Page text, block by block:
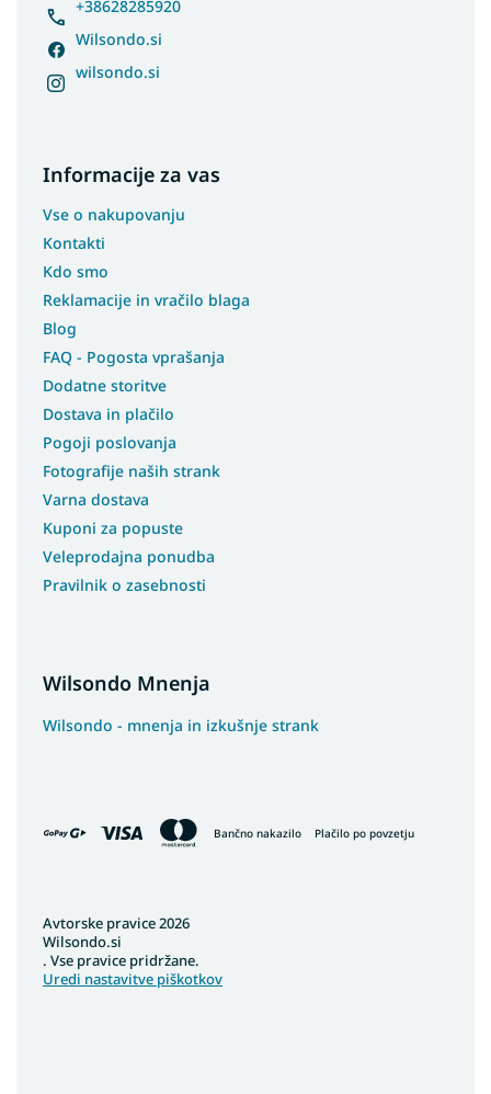
+38628285920
Wilsondo.si
wilsondo.si
Informacije za vas
Vse o nakupovanju
Kontakti
Kdo smo
Reklamacije in vračilo blaga
Blog
FAQ - Pogosta vprašanja
Dodatne storitve
Dostava in plačilo
Pogoji poslovanja
Fotografije naših strank
Varna dostava
Kuponi za popuste
Veleprodajna ponudba
Pravilnik o zasebnosti
Wilsondo Mnenja
Wilsondo - mnenja in izkušnje strank
Bančno nakazilo Plačilo po povzetju
Avtorske pravice 2026
Wilsondo.si
. Vse pravice pridržane.
Uredi nastavitve piškotkov